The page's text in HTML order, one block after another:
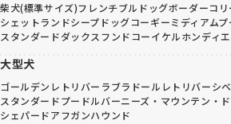
柴犬(標準サイズ)フレンチブルドッグボーダーコリ
シェットランドシープドッグコーギーミディアム
スタンダードダックスフンドコーイケルホンディエ
大型犬
ゴールデンレトリバー ラブラドールレトリバーシ
スタンダードプードルバーニーズ・マウンテン・
シェパードアフガンハウンド